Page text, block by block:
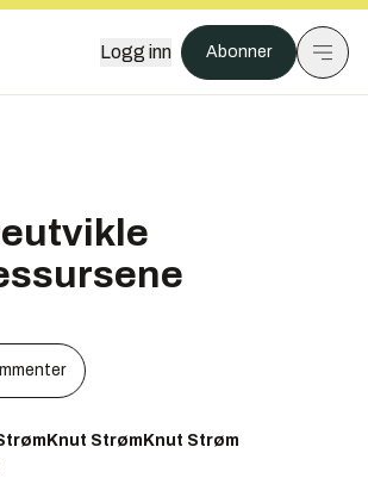
Logg inn Abonner
StrømKnut Strøm